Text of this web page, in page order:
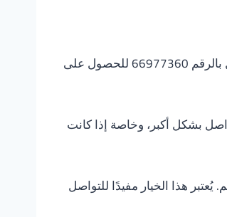
يتوفر عدة طرق للتواصل مع فني ستلايت النهضة بسهولة ويُسر. الطريقة الأولى تشمل الاتصال الهاتفي المباشر، حيث يمكن للعملاء الاتصال بالرقم 66977360 للحصول على
بشكل أكبر، وخاصة إذا كانت
هذا الخيار مفيدًا للتواصل